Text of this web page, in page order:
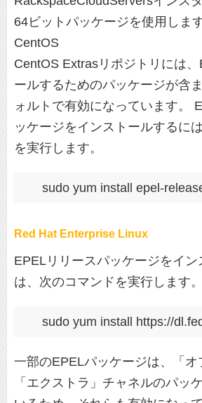
64ビットパッケージを使用します
CentOS
CentOS Extrasリポジトリには
ールするためのパッケージが含
ォルトで有効になっています。
ッケージをインストールするに
を実行します。
Red Hat Enterprise Linux
EPELリリースパッケージをイン
は、次のコマンドを実行します。
一部のEPELパッケージは、「
「エクストラ」チャネルのパッ